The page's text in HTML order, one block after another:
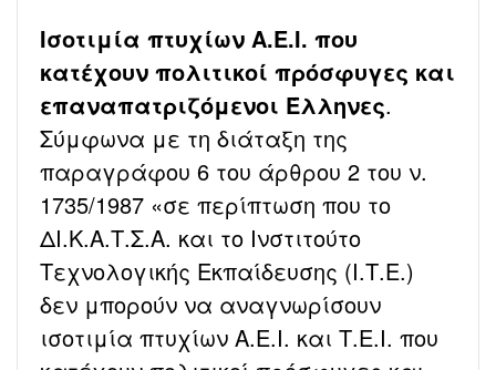
Ισοτιμία πτυχίων Α.Ε.Ι. που
κατέχουν πολιτικοί πρόσφυγες και
επαναπατριζόμενοι Έλληνες.
Σύμφωνα με τη διάταξη της
παραγράφου 6 του άρθρου 2 του ν.
1735/1987 «σε περίπτωση που το
ΔΙ.Κ.Α.Τ.Σ.Α. και το Ινστιτούτο
Τεχνολογικής Εκπαίδευσης (Ι.Τ.Ε.)
δεν μπορούν να αναγνωρίσουν
ισοτιμία πτυχίων Α.Ε.Ι. και Τ.Ε.Ι. που